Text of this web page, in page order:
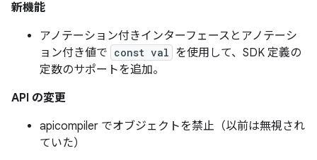
新機能
アノテーション付きインターフェースとアノテーシ
ョン付き値で const val を使用して、SDK 定義の
定数のサポートを追加。
API の変更
apicompiler でオブジェクトを禁止（以前は無視され
ていた）